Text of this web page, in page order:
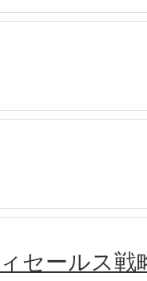
セールス戦